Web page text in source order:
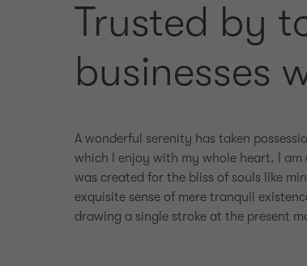
Trusted by
businesses
A wonderful serenity has taken
which I enjoy with my whole heart. I
was created for the bliss of souls like
exquisite sense of mere tranquil
drawing a single stroke at the present